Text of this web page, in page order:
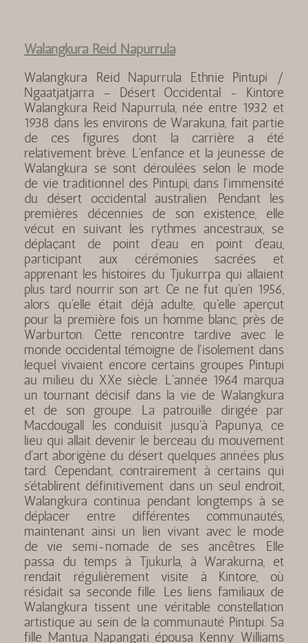
Walangkura Reid Napurrula
Walangkura Reid Napurrula Ethnie Pintupi /
Ngaatjatjarra – Désert Occidental - Kintore
Walangkura Reid Napurrula, née entre 1932 et
1938 dans les environs de Warakuna, fait partie
de ces figures dont la carrière a été
relativement brève. L'enfance et la jeunesse de
Walangkura se sont déroulées selon le mode
de vie traditionnel des Pintupi, dans l'immensité
du désert occidental australien. Pendant les
premières décennies de son existence, elle
vécut en suivant les rythmes ancestraux, se
déplaçant de point d'eau en point d'eau,
participant aux cérémonies sacrées et
apprenant les histoires du Tjukurrpa qui allaient
plus tard nourrir son art. Ce ne fut qu'en 1956,
alors qu'elle était déjà adulte, qu'elle aperçut
pour la première fois un homme blanc, près de
Warburton. Cette rencontre tardive avec le
monde occidental témoigne de l'isolement dans
lequel vivaient encore certains groupes Pintupi
au milieu du XXe siècle. L'année 1964 marqua
un tournant décisif dans la vie de Walangkura
et de son groupe. La patrouille dirigée par
Macdougall les conduisit jusqu'à Papunya, ce
lieu qui allait devenir le berceau du mouvement
d'art aborigène du désert quelques années plus
tard. Cependant, contrairement à certains qui
s'établirent définitivement dans un seul endroit,
Walangkura continua pendant longtemps à se
déplacer entre différentes communautés,
maintenant ainsi un lien vivant avec le mode
de vie semi-nomade de ses ancêtres. Elle
passa du temps à Tjukurla, à Warakurna, et
rendait régulièrement visite à Kintore, où
résidait sa seconde fille. Les liens familiaux de
Walangkura tissent une véritable constellation
artistique au sein de la communauté Pintupi. Sa
fille Mantua Napangati épousa Kenny Williams